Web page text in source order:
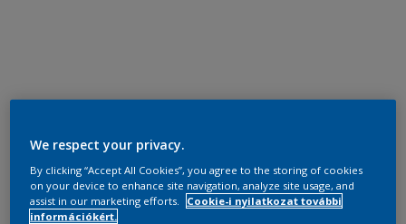
We respect your privacy.
By clicking “Accept All Cookies”, you agree to the storing of cookies
on your device to enhance site navigation, analyze site usage, and
assist in our marketing efforts.
Cookie-i nyilatkozat további
információkért.